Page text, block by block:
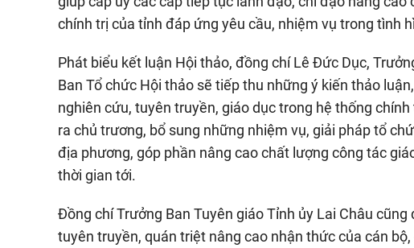
chính trị của tỉnh đáp ứng yêu cầu, nhiệm vụ trong tình
Phát biểu kết luận Hội thảo, đồng chí Lê Đức Dục,
Ban Tổ chức Hội thảo sẽ tiếp thu những ý kiến thảo
nghiên cứu, tuyên truyền, giáo dục trong hệ thống
ra chủ trương, bổ sung những nhiệm vụ, giải pháp tổ
địa phương, góp phần nâng cao chất lượng công tác
thời gian tới.
Đồng chí Trưởng Ban Tuyên giáo Tỉnh ủy Lai Châu
tuyên truyền, quán triệt nâng cao nhận thức của cán